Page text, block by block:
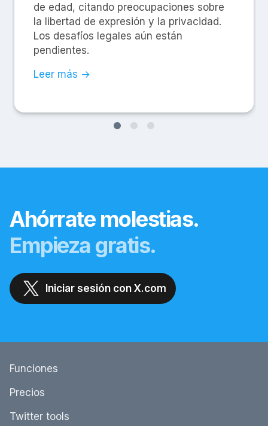
de edad, citando preocupaciones sobre
la libertad de expresión y la privacidad.
Los desafíos legales aún están
pendientes.
Leer más →
Ahórrate molestias.
Empieza gratis.
Iniciar sesión con X.com
Funciones
Precios
Twitter tools